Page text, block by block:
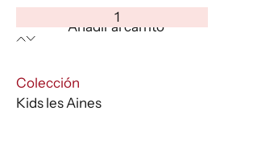
LES
-
K0104
Añadir al carrito
Colección
Kids les Aines